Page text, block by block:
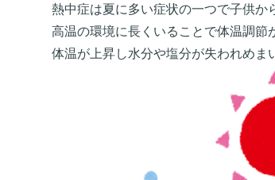
熱中症は夏に多い症状の一つで子供か
高温の環境に長くいることで体温調節
体温が上昇し水分や塩分が失われめま